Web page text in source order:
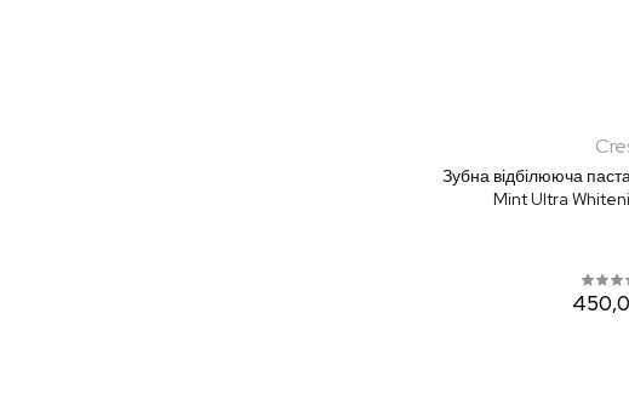
Зубна відбілююча
Mint Ultra